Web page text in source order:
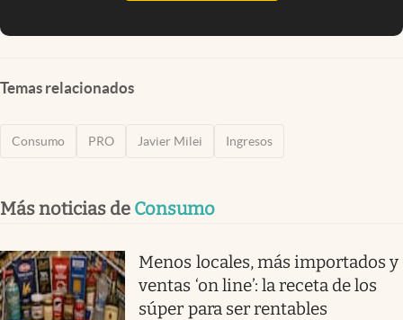
Temas relacionados
Consumo PRO Javier Milei Ingresos
Más noticias de Consumo
Menos locales, más importados y
ventas ‘on line’: la receta de los
súper para ser rentables